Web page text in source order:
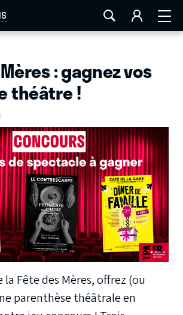
LA ROCHELLE
: gagnez vos
théâtre !
la Fête des Mères, offrez (ou
parenthèse théâtrale en